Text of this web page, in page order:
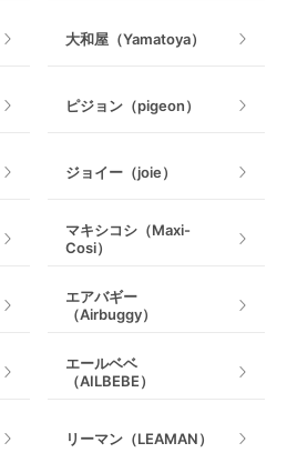
大和屋（Yamatoya）
ピジョン（pigeon）
ジョイー（joie）
マキシコシ（Maxi-
Cosi）
エアバギー
（Airbuggy）
エールベベ
（AILBEBE）
リーマン（LEAMAN）